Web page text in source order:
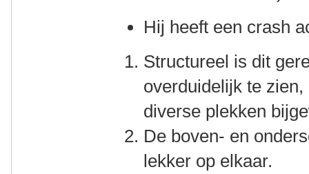
Hij heeft een crash
Structureel is dit
overduidelijk te
diverse plekken
De boven- en
lekker op elkaar.